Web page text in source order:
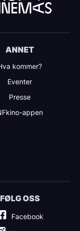
ANNET
kommer?
Eventer
Presse
appen
FØLG OSS
Facebook